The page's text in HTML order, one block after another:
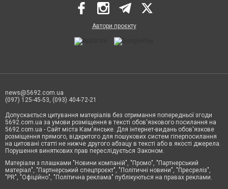
Автори проєкту
news@5692.com.ua
(097) 125-45-53, (093) 404-72-21
Допускається цитування матеріалів без отримання попередньої згоди
5692.com.ua за умови розміщення в тексті обов'язкового посилання на
5692.com.ua - Сайт міста Кам'янське. Для інтернет-видань обов'язкове
розміщення прямого, відкритого для пошукових систем гіперпосилання
на цитовані статті не нижче другого абзацу в тексті або в якості джерела.
Порушення виняткових прав переслідується Законом.
Матеріали з плашками "Новини компаній", "Промо", "Партнерський
матеріал", "Партнерський спецпроєкт", "Політичні новини", "Пресреліз",
"PR", "Офіційно", "Політична реклама" публікуються на правах реклами.